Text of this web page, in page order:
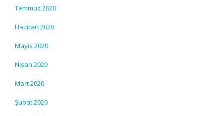
Temmuz 2020
Haziran 2020
Mayıs 2020
Nisan 2020
Mart 2020
Şubat 2020